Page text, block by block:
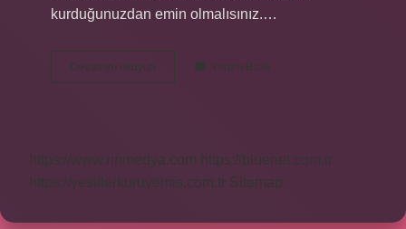
kurduğunuzdan emin olmalısınız.…
Devamını okuyun
Yan
Yorum Bırak
https://www.rinmedya.com https://bluenet.com.tr
https://yesillerkuruyemis.com.tr Sitemap